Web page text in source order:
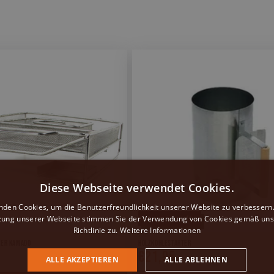
Ausverkauft
Normaler
€21,95
Diese Webseite verwendet Cookies.
Cookies, um die Benutzerfreundlichkeit unserer Website zu
unserer Webseite stimmen Sie der Verwendung von Cookies gemäß
Richtlinie zu. Weitere Informationen
ALLE AKZEPTIEREN ALLE ABLEHNEN